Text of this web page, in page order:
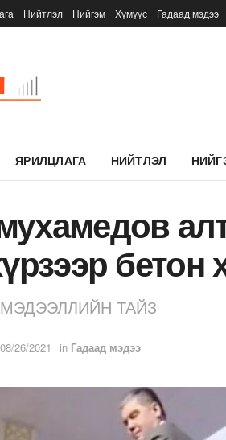
Нийтлэл Нийгэм Хүмүүс Гадаад мэдээ
ЯРИЛЦЛАГА НИЙТЛЭЛ
бетон
ТАЙЗ
08/26/2021 in Гадаад мэдээ